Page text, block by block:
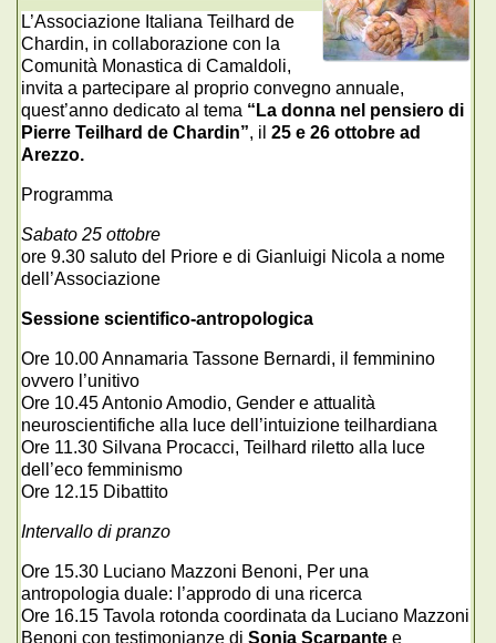
L’Associazione Italiana Teilhard de
Chardin, in collaborazione con la
Comunità Monastica di Camaldoli,
invita a partecipare al proprio convegno annuale,
quest’anno dedicato al tema “La donna nel pensiero di
Pierre Teilhard de Chardin”, il 25 e 26 ottobre ad
Arezzo.
Programma
Sabato 25 ottobre
ore 9.30 saluto del Priore e di Gianluigi Nicola a nome
dell’Associazione
Sessione scientifico-antropologica
Ore 10.00 Annamaria Tassone Bernardi, il femminino
ovvero l’unitivo
Ore 10.45 Antonio Amodio, Gender e attualità
neuroscientifiche alla luce dell’intuizione teilhardiana
Ore 11.30 Silvana Procacci, Teilhard riletto alla luce
dell’eco femminismo
Ore 12.15 Dibattito
Intervallo di pranzo
Ore 15.30 Luciano Mazzoni Benoni, Per una
antropologia duale: l’approdo di una ricerca
Ore 16.15 Tavola rotonda coordinata da Luciano Mazzoni
Benoni con testimonianze di Sonia Scarpante e